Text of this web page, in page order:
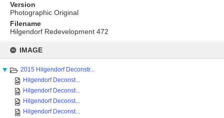
content
IMAGE
2015 Hilgendorf Deconstr...
Hilgendorf Deconst...
Hilgendorf Deconst...
Hilgendorf Deconst...
Hilgendorf Deconst...
Version
Photographic Original
Filename
Hilgendorf Redevelopment 472